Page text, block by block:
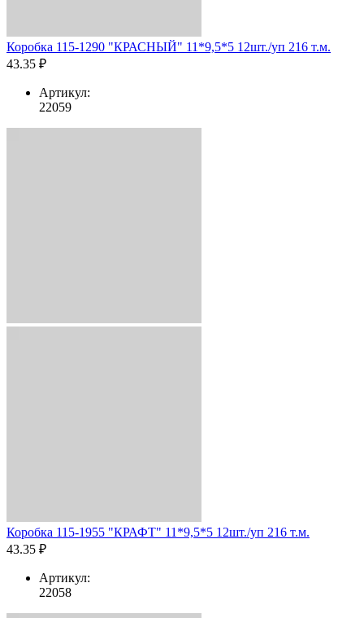
Коробка 115-1290 "КРАСНЫЙ" 11*9,5*5 12шт./уп 216 т.м.
43.35 ₽
Артикул:
22059
Коробка 115-1955 "КРАФТ" 11*9,5*5 12шт./уп 216 т.м.
43.35 ₽
Артикул:
22058